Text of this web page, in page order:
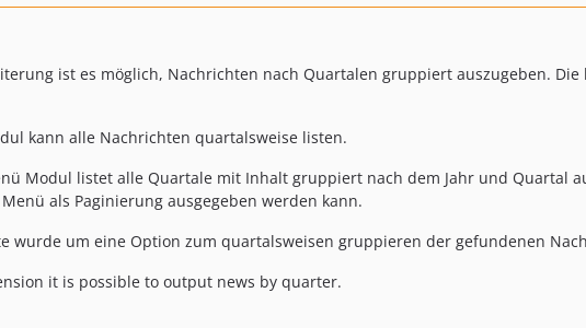
ist es möglich, Nachrichten nach Quartalen gruppiert auszugeben.
kann alle Nachrichten quartalsweise listen.
Modul listet alle Quartale mit Inhalt gruppiert nach dem Jahr und Quartal
als Paginierung ausgegeben werden kann.
wurde um eine Option zum quartalsweisen gruppieren der gefundenen
it is possible to output news by quarter.